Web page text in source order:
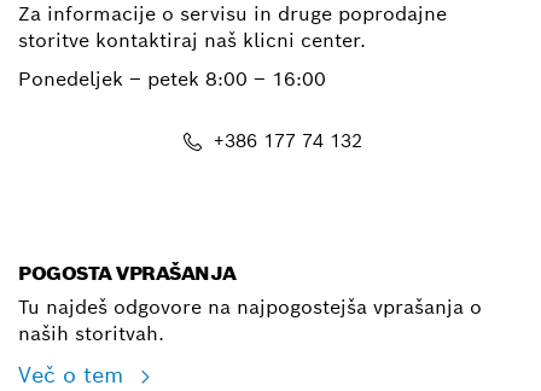
Za informacije o servisu in druge poprodajne
storitve kontaktiraj naš klicni center.
Ponedeljek – petek 8:00 – 16:00
+386 177 74 132
POGOSTA VPRAŠANJA
Tu najdeš odgovore na najpogostejša vprašanja o
naših storitvah.
Več o tem